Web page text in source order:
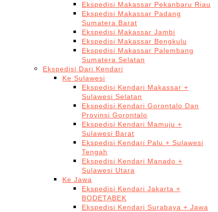
Ekspedisi Makassar Pekanbaru Riau
Ekspedisi Makassar Padang
Sumatera Barat
Ekspedisi Makassar Jambi
Ekspedisi Makassar Bengkulu
Ekspedisi Makassar Palembang
Sumatera Selatan
Ekspedisi Dari Kendari
Ke Sulawesi
Ekspedisi Kendari Makassar +
Sulawesi Selatan
Ekspedisi Kendari Gorontalo Dan
Provinsi Gorontalo
Ekspedisi Kendari Mamuju +
Sulawesi Barat
Ekspedisi Kendari Palu + Sulawesi
Tengah
Ekspedisi Kendari Manado +
Sulawesi Utara
Ke Jawa
Ekspedisi Kendari Jakarta +
BODETABEK
Ekspedisi Kendari Surabaya + Jawa